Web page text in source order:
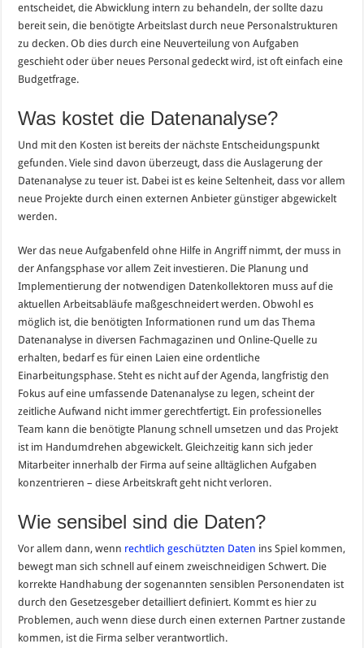
entscheidet, die Abwicklung intern zu behandeln, der sollte dazu
bereit sein, die benötigte Arbeitslast durch neue Personalstrukturen
zu decken. Ob dies durch eine Neuverteilung von Aufgaben
geschieht oder über neues Personal gedeckt wird, ist oft einfach eine
Budgetfrage.
Was kostet die Datenanalyse?
Und mit den Kosten ist bereits der nächste Entscheidungspunkt
gefunden. Viele sind davon überzeugt, dass die Auslagerung der
Datenanalyse zu teuer ist. Dabei ist es keine Seltenheit, dass vor allem
neue Projekte durch einen externen Anbieter günstiger abgewickelt
werden.
Wer das neue Aufgabenfeld ohne Hilfe in Angriff nimmt, der muss in
der Anfangsphase vor allem Zeit investieren. Die Planung und
Implementierung der notwendigen Datenkollektoren muss auf die
aktuellen Arbeitsabläufe maßgeschneidert werden. Obwohl es
möglich ist, die benötigten Informationen rund um das Thema
Datenanalyse in diversen Fachmagazinen und Online-Quelle zu
erhalten, bedarf es für einen Laien eine ordentliche
Einarbeitungsphase. Steht es nicht auf der Agenda, langfristig den
Fokus auf eine umfassende Datenanalyse zu legen, scheint der
zeitliche Aufwand nicht immer gerechtfertigt. Ein professionelles
Team kann die benötigte Planung schnell umsetzen und das Projekt
ist im Handumdrehen abgewickelt. Gleichzeitig kann sich jeder
Mitarbeiter innerhalb der Firma auf seine alltäglichen Aufgaben
konzentrieren – diese Arbeitskraft geht nicht verloren.
Wie sensibel sind die Daten?
Vor allem dann, wenn rechtlich geschützten Daten ins Spiel kommen,
bewegt man sich schnell auf einem zweischneidigen Schwert. Die
korrekte Handhabung der sogenannten sensiblen Personendaten ist
durch den Gesetzesgeber detailliert definiert. Kommt es hier zu
Problemen, auch wenn diese durch einen externen Partner zustande
kommen, ist die Firma selber verantwortlich.